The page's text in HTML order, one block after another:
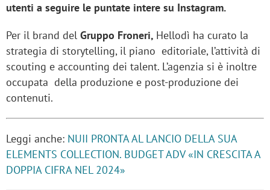
utenti a seguire le puntate intere su Instagram.
Per il brand del Gruppo Froneri, Hellodì ha curato la
strategia di storytelling, il piano editoriale, l’attività di
scouting e accounting dei talent. L’agenzia si è inoltre
occupata della produzione e post-produzione dei
contenuti.
Leggi anche: NUII PRONTA AL LANCIO DELLA SUA
ELEMENTS COLLECTION. BUDGET ADV «IN CRESCITA A
DOPPIA CIFRA NEL 2024»